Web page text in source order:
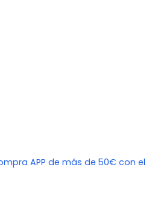
APP de más de 50€ con el